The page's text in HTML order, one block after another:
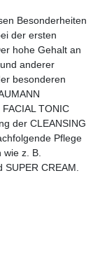
Be­­son­derheiten
der ersten
hohe Gehalt an
anderer
besonderen
TONIC
der CLEANSING
Pflege
z. B.
CREAM.